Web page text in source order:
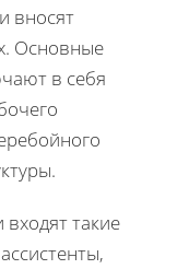
вносят
Основные
в себя
такие